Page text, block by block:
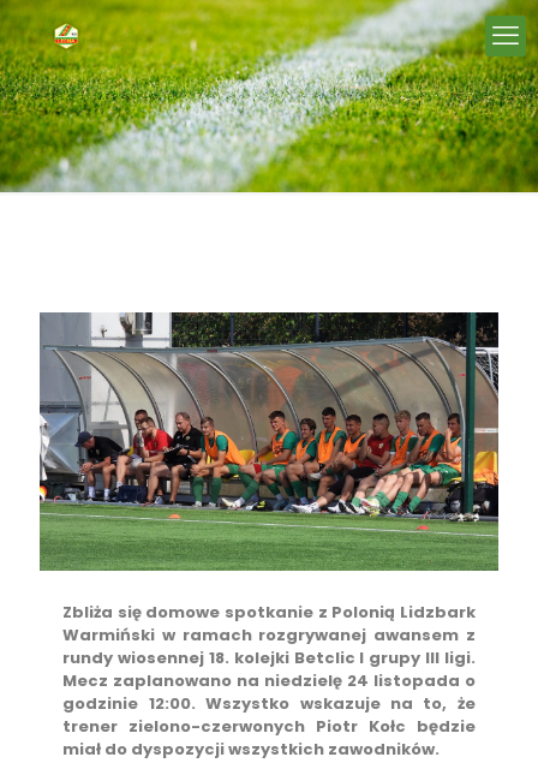
Zbliża się domowe spotkanie z Polonią Lidzbark
Warmiński w ramach rozgrywanej awansem z
rundy wiosennej 18. kolejki Betclic I grupy III ligi.
Mecz zaplanowano na niedzielę 24 listopada o
godzinie 12:00. Wszystko wskazuje na to, że
trener zielono-czerwonych Piotr Kołc będzie
miał do dyspozycji wszystkich zawodników.